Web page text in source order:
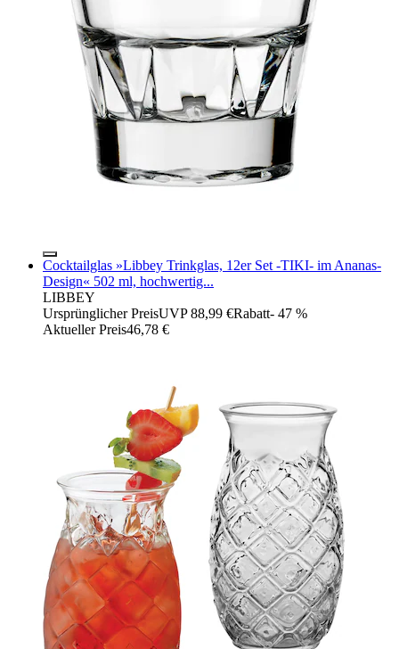
Cocktailglas »Libbey Trinkglas, 12er Set -TIKI- im Ananas-
Design« 502 ml, hochwertig...
LIBBEY
Ursprünglicher PreisUVP 88,99 €Rabatt- 47 %
Aktueller Preis46,78 €